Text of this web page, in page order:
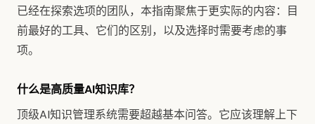
已经在探索选项的团队，本指南聚焦于更实际的内容：目
前最好的工具、它们的区别，以及选择时需要考虑的事
项。
什么是高质量AI知识库？
顶级AI知识管理系统需要超越基本问答。它应该理解上下